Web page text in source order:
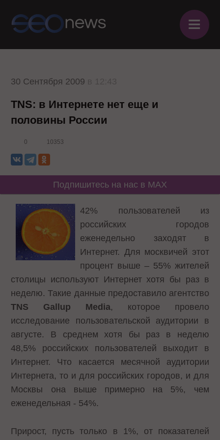
≡
30 Сентября 2009
TNS: в Интернете нет еще и
половины России
0 10353
Подпишитесь на нас в MAX
42% пользователей из
российских городов
еженедельно заходят в
Интернет. Для москвичей этот
процент выше – 55% жителей
столицы используют Интернет хотя бы раз в
неделю. Такие данные предоставило агентство
TNS Gallup Media, которое провело
исследование пользовательской аудитории в
августе. В среднем хотя бы раз в неделю
48,5% российских пользователей выходит в
Интернет. Что касается месячной аудитории
Интернета, то и для российских городов, и для
Москвы она выше примерно на 5%, чем
еженедельная - 54%.
Прирост, пусть только в 1%, от показателей